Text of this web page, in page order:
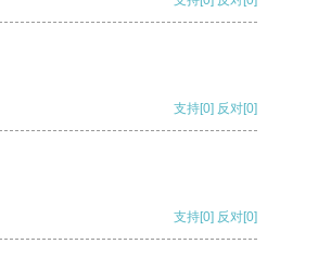
支持[0] 反对[0]
支持[0] 反对[0]